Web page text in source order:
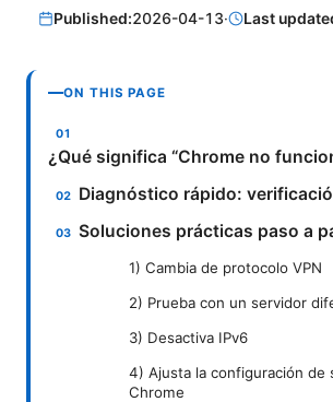
Published:2026-04-13· Last
ON THIS PAGE
¿Qué significa “Chrome no
Diagnóstico rápido:
Soluciones prácticas paso a
1) Cambia de protocolo VPN
2) Prueba con un servidor
3) Desactiva IPv6
4) Ajusta la configuración de
Chrome